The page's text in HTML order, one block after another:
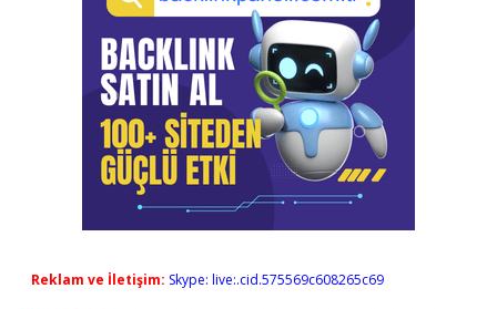
Reklam ve İletişim: Skype: live:.cid.575569c608265c69